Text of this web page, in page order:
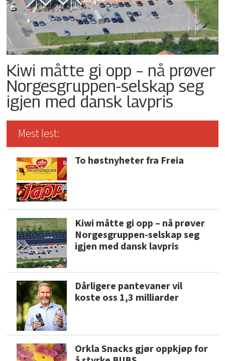
Kiwi måtte gi opp – nå prøver
Norgesgruppen-selskap seg
igjen med dansk lavpris
Mest lest:
To høstnyheter fra Freia
Kiwi måtte gi opp – nå prøver
Norgesgruppen-selskap seg
igjen med dansk lavpris
Dårligere pantevaner vil
koste oss 1,3 milliarder
Orkla Snacks gjør oppkjøp for